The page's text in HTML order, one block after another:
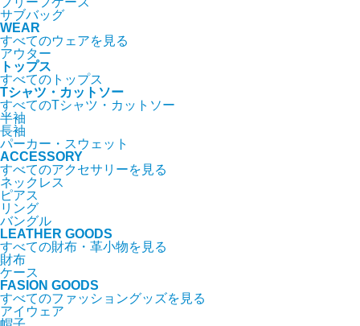
サブバッグ
WEAR
すべてのウェアを見る
アウター
トップス
すべてのトップス
Tシャツ・カットソー
すべてのTシャツ・カットソー
半袖
長袖
パーカー・スウェット
ACCESSORY
すべてのアクセサリーを見る
ネックレス
ピアス
リング
バングル
LEATHER GOODS
すべての財布・革小物を見る
財布
ケース
FASION GOODS
すべてのファッショングッズを見る
アイウェア